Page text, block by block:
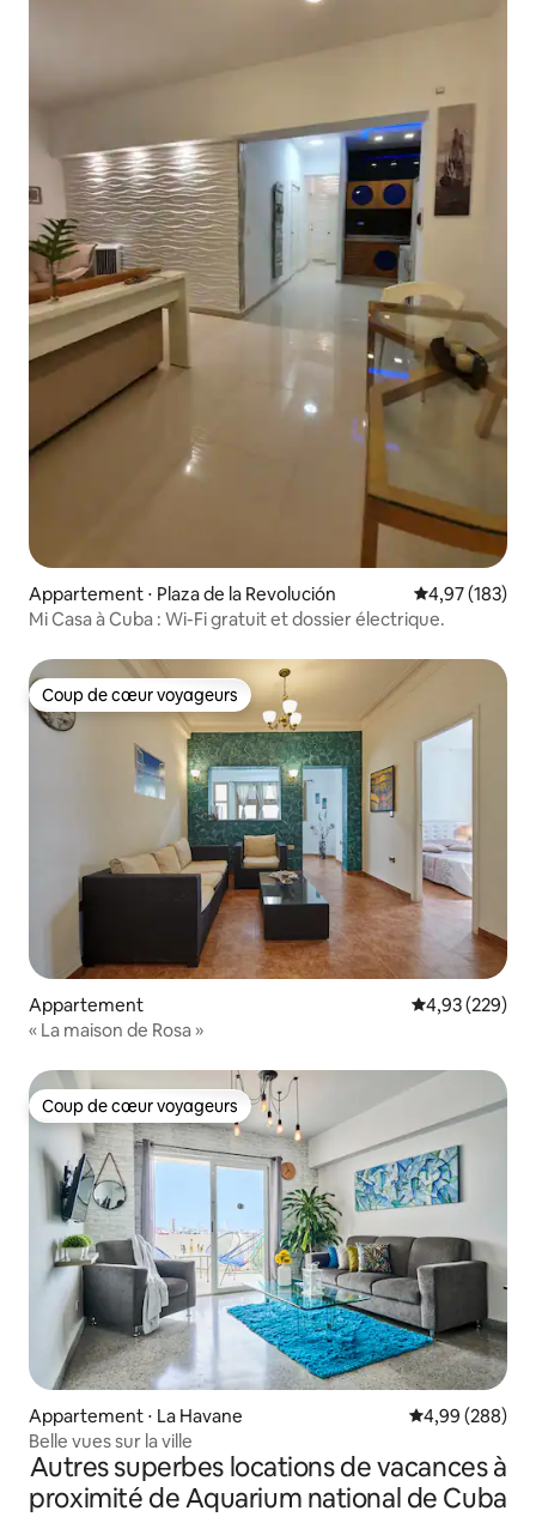
Appartement ⋅ Plaza de la Revolución Évaluation
4,97 (183)
Mi Casa à Cuba : Wi-Fi gratuit et dossier électrique.
Coup de cœur voyageurs
Coup de cœur voyageurs
Appartement Évaluation
4,93 (229)
« La maison de Rosa »
Coup de cœur voyageurs
Coup de cœur voyageurs
Appartement ⋅ La Havane Évaluation
4,99 (288)
Belle vues sur la ville
Autres superbes locations de vacances à
proximité de Aquarium national de Cuba